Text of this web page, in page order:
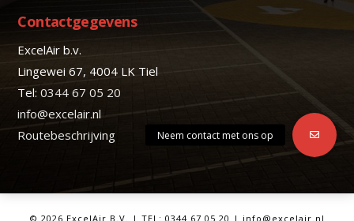
Contactgegevens
ExcelAir b.v.
Lingewei 67, 4004 LK Tiel
Tel:0344 67 05 20
info@excelair.nl
Routebeschrijving
© 2026 ExcelAir B.V. | TEL: 0344 67 05 20 | info@excelair.nl